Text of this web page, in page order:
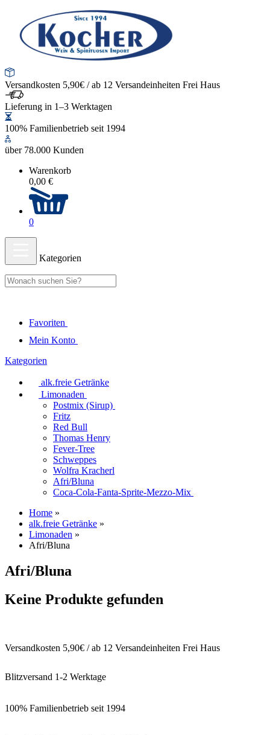
Versandkosten 5,90€ / ab 12 Versandeinheiten Frei Haus
Lieferung in 1–3 Werktagen
100% Familienbetrieb seit 1994
über 78.000 Kunden
Warenkorb
0,00 €
0
Kategorien
Favoriten
Mein Konto
Kategorien
alk.freie Getränke
Limonaden
Postmix (Sirup)
Fritz
Red Bull
Thomas Henry
Fever-Tree
Schweppes
Wolfra Kracherl
Afri/Bluna
Coca-Cola-Fanta-Sprite-Mezzo-Mix
Home »
alk.freie Getränke »
Limonaden »
Afri/Bluna
Afri/Bluna
Keine Produkte gefunden
Versandkosten 5,90€ / ab 12 Versandeinheiten Frei Haus
Blitzversand 1-2 Werktage
100% Familienbetrieb seit 1994